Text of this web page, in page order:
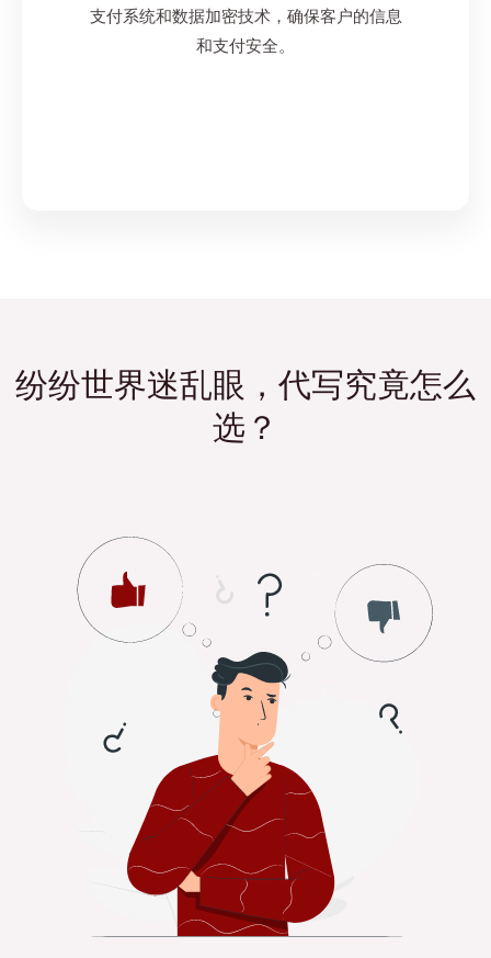
支付系统和数据加密技术，确保客户的信息
和支付安全。
纷纷世界迷乱眼，代写究竟怎么
选？